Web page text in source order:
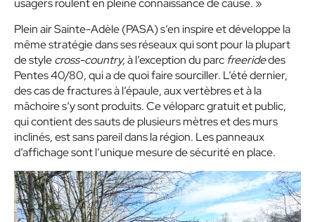
usagers roulent en pleine connaissance de cause. »
Plein air Sainte-Adèle (PASA) s’en inspire et développe la
même stratégie dans ses réseaux qui sont pour la plupart
de stylecross-country,à l’exception du parc freeridedes
Pentes 40/80, qui a de quoi faire sourciller. L’été dernier,
des cas de fractures à l’épaule, aux vertèbres et à la
mâchoire s’y sont produits. Ce véloparc gratuit et public,
qui contient des sauts de plusieurs mètres et des murs
inclinés, est sans pareil dans la région. Les panneaux
d’affichage sont l’unique mesure de sécurité en place.